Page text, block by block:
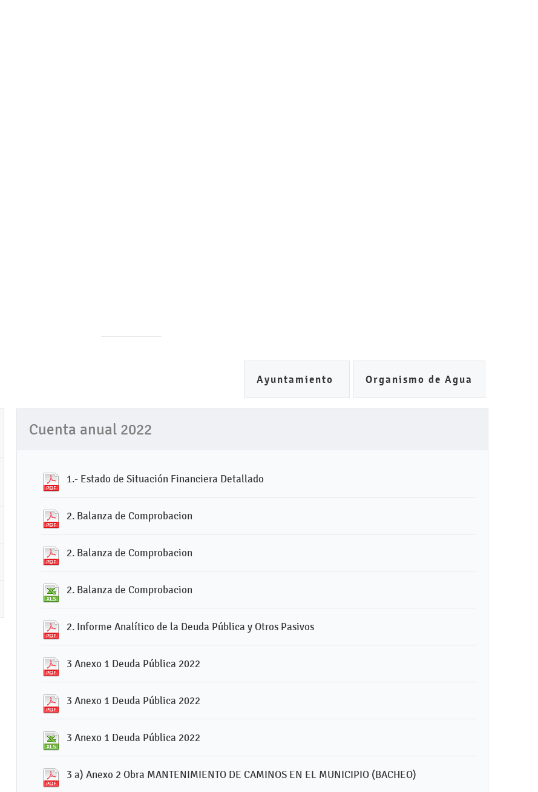
Ayuntamiento Organismo de Agua
Cuenta anual 2022
1.- Estado de Situación Financiera Detallado
2. Balanza de Comprobacion
2. Balanza de Comprobacion
2. Balanza de Comprobacion
2. Informe Analítico de la Deuda Pública y Otros Pasivos
3 Anexo 1 Deuda Pública 2022
3 Anexo 1 Deuda Pública 2022
3 Anexo 1 Deuda Pública 2022
3 a) Anexo 2 Obra MANTENIMIENTO DE CAMINOS EN EL MUNICIPIO (BACHEO)